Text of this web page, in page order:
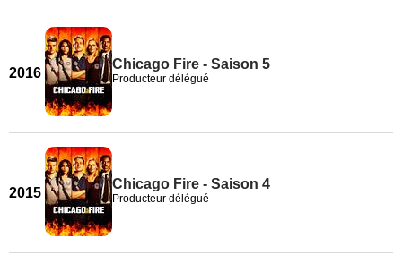
2016
Chicago Fire - Saison 5
Producteur délégué
2015
Chicago Fire - Saison 4
Producteur délégué